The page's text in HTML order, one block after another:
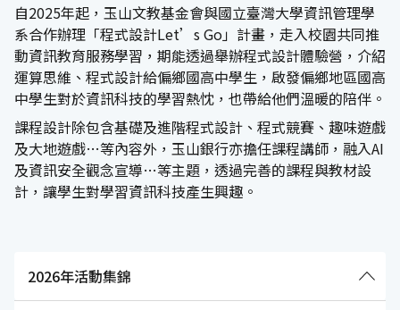
自2025年起，玉山文教基金會與國立臺灣大學資訊管理學
系合作辦理「程式設計Let’s Go」計畫，走入校園共同推
動資訊教育服務學習，期能透過舉辦程式設計體驗營，介紹
運算思維、程式設計給偏鄉國高中學生，啟發偏鄉地區國高
中學生對於資訊科技的學習熱忱，也帶給他們溫暖的陪伴。
課程設計除包含基礎及進階程式設計、程式競賽、趣味遊戲
及大地遊戲…等內容外，玉山銀行亦擔任課程講師，融入AI
及資訊安全觀念宣導…等主題，透過完善的課程與教材設
計，讓學生對學習資訊科技產生興趣。
2026年活動集錦